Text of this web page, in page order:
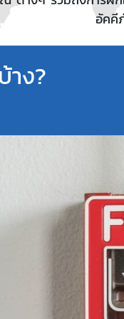
อัคคี
าง?